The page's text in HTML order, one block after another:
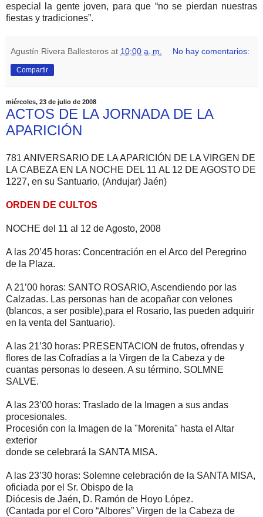
especial la gente joven, para que “no se pierdan nuestras
fiestas y tradiciones”.
Agustín Rivera Ballesteros at 10:00 a. m. No hay comentarios:
Compartir
miércoles, 23 de julio de 2008
ACTOS DE LA JORNADA DE LA
APARICIÓN
781 ANIVERSARIO DE LA APARICIÓN DE LA VIRGEN DE
LA CABEZA EN LA NOCHE DEL 11 AL 12 DE AGOSTO DE
1227, en su Santuario, (Andujar) Jaén)
ORDEN DE CULTOS
NOCHE del 11 al 12 de Agosto, 2008
A las 20’45 horas: Concentración en el Arco del Peregrino
de la Plaza.
A 21’00 horas: SANTO ROSARIO, Ascendiendo por las
Calzadas. Las personas han de acopañar con velones
(blancos, a ser posible),para el Rosario, las pueden adquirir
en la venta del Santuario).
A las 21’30 horas: PRESENTACION de frutos, ofrendas y
flores de las Cofradías a la Virgen de la Cabeza y de
cuantas personas lo deseen. A su término. SOLMNE
SALVE.
A las 23’00 horas: Traslado de la Imagen a sus andas
procesionales.
Procesión con la Imagen de la "Morenita" hasta el Altar
exterior
donde se celebrará la SANTA MISA.
A las 23’30 horas: Solemne celebración de la SANTA MISA,
oficiada por el Sr. Obispo de la
Diócesis de Jaén, D. Ramón de Hoyo López.
(Cantada por el Coro “Albores” Virgen de la Cabeza de